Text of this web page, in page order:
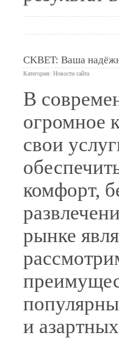
CKBET: Ваша
Категория: Новости сайта
В
огромное
свои
комфорт,
рынке
и